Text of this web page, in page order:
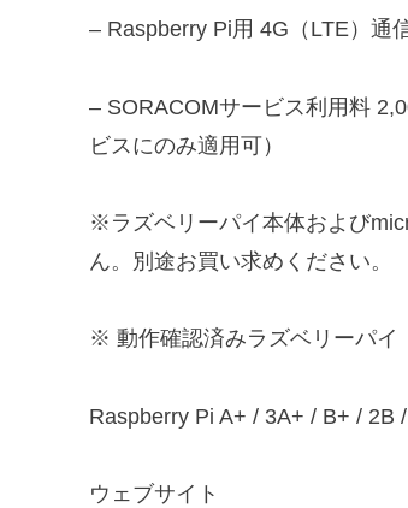
– Raspberry Pi用 4G（LTE）通
– SORACOMサービス利用料
ビスにのみ適用可）
※ラズベリーパイ本体および
ん。別途お買い求めください。
※ 動作確認済みラズベリーパイ
Raspberry Pi A+ / 3A+ / B+ / 2B
ウェブサイト